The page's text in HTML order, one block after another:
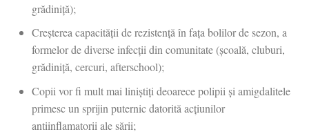
grădiniță);
Creșterea capacității de rezistență în fața bolilor de sezon, a
formelor de diverse infecții din comunitate (școală, cluburi,
grădiniță, cercuri, afterschool);
Copii vor fi mult mai liniștiți deoarece polipii și amigdalitele
primesc un sprijin puternic datorită acțiunilor
antiinflamatorii ale sării;